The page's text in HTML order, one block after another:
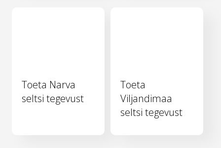
Toeta Narva
seltsi tegevust
Toeta
Viljandimaa
seltsi tegevust